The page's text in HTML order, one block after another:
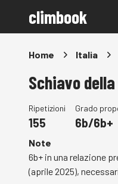
climbook
Home Italia
Schiavo
Ripetizioni
155
Grado
6b/6b+
Note
6b+ in una relazione
(aprile 2025),